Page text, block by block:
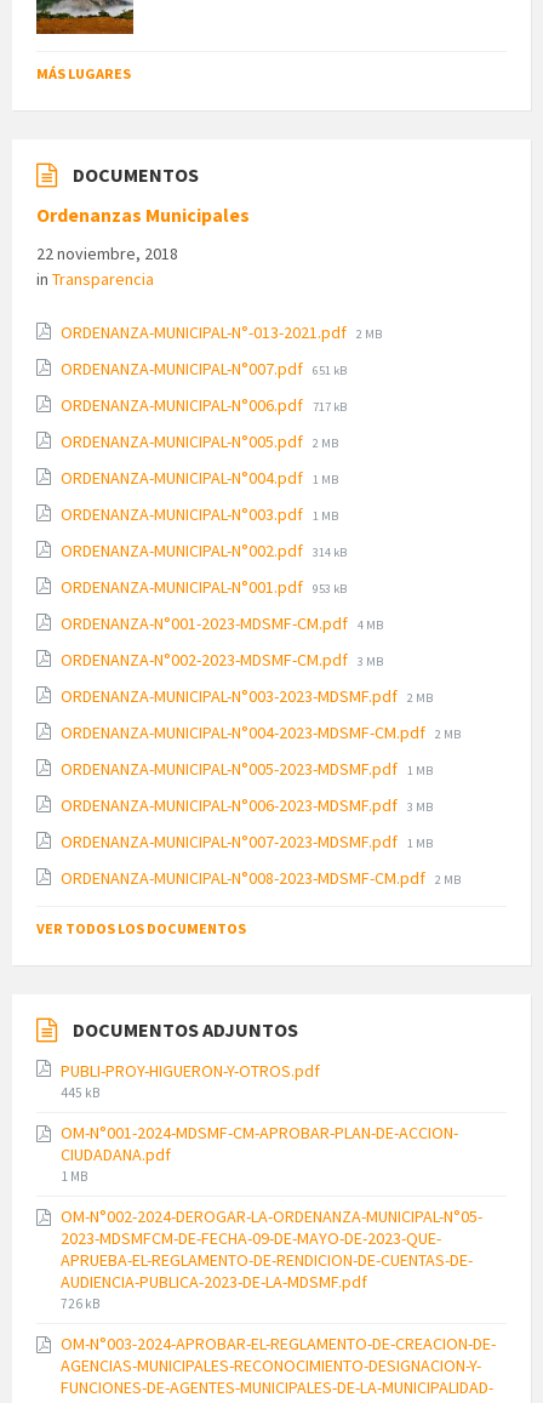
MÁS LUGARES
DOCUMENTOS
Ordenanzas Municipales
22 noviembre, 2018
in Transparencia
ORDENANZA-MUNICIPAL-N°-013-2021.pdf File
2 MB
ORDENANZA-MUNICIPAL-N°007.pdf File
651 kB
ORDENANZA-MUNICIPAL-N°006.pdf File
717 kB
ORDENANZA-MUNICIPAL-N°005.pdf File
2 MB
ORDENANZA-MUNICIPAL-N°004.pdf File
1 MB
ORDENANZA-MUNICIPAL-N°003.pdf File
1 MB
ORDENANZA-MUNICIPAL-N°002.pdf File
314 kB
ORDENANZA-MUNICIPAL-N°001.pdf File
953 kB
ORDENANZA-N°001-2023-MDSMF-CM.pdf File
4 MB
ORDENANZA-N°002-2023-MDSMF-CM.pdf File
3 MB
ORDENANZA-MUNICIPAL-N°003-2023-MDSMF.pdf File
2 MB
ORDENANZA-MUNICIPAL-N°004-2023-MDSMF-CM.pdf File
2 MB
ORDENANZA-MUNICIPAL-N°005-2023-MDSMF.pdf File
1 MB
ORDENANZA-MUNICIPAL-N°006-2023-MDSMF.pdf File
3 MB
ORDENANZA-MUNICIPAL-N°007-2023-MDSMF.pdf File
1 MB
ORDENANZA-MUNICIPAL-N°008-2023-MDSMF-CM.pdf File
2 MB
VER TODOS LOS DOCUMENTOS
DOCUMENTOS ADJUNTOS
PUBLI-PROY-HIGUERON-Y-OTROS.pdf
File
445 kB
OM-N°001-2024-MDSMF-CM-APROBAR-PLAN-DE-ACCION-
CIUDADANA.pdf
File
1 MB
OM-N°002-2024-DEROGAR-LA-ORDENANZA-MUNICIPAL-N°05-
2023-MDSMFCM-DE-FECHA-09-DE-MAYO-DE-2023-QUE-
APRUEBA-EL-REGLAMENTO-DE-RENDICION-DE-CUENTAS-DE-
AUDIENCIA-PUBLICA-2023-DE-LA-MDSMF.pdf
File
726 kB
OM-N°003-2024-APROBAR-EL-REGLAMENTO-DE-CREACION-DE-
AGENCIAS-MUNICIPALES-RECONOCIMIENTO-DESIGNACION-Y-
FUNCIONES-DE-AGENTES-MUNICIPALES-DE-LA-MUNICIPALIDAD-